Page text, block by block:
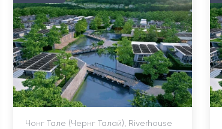
Чонг Тале (Чернг Талай), Riverhouse